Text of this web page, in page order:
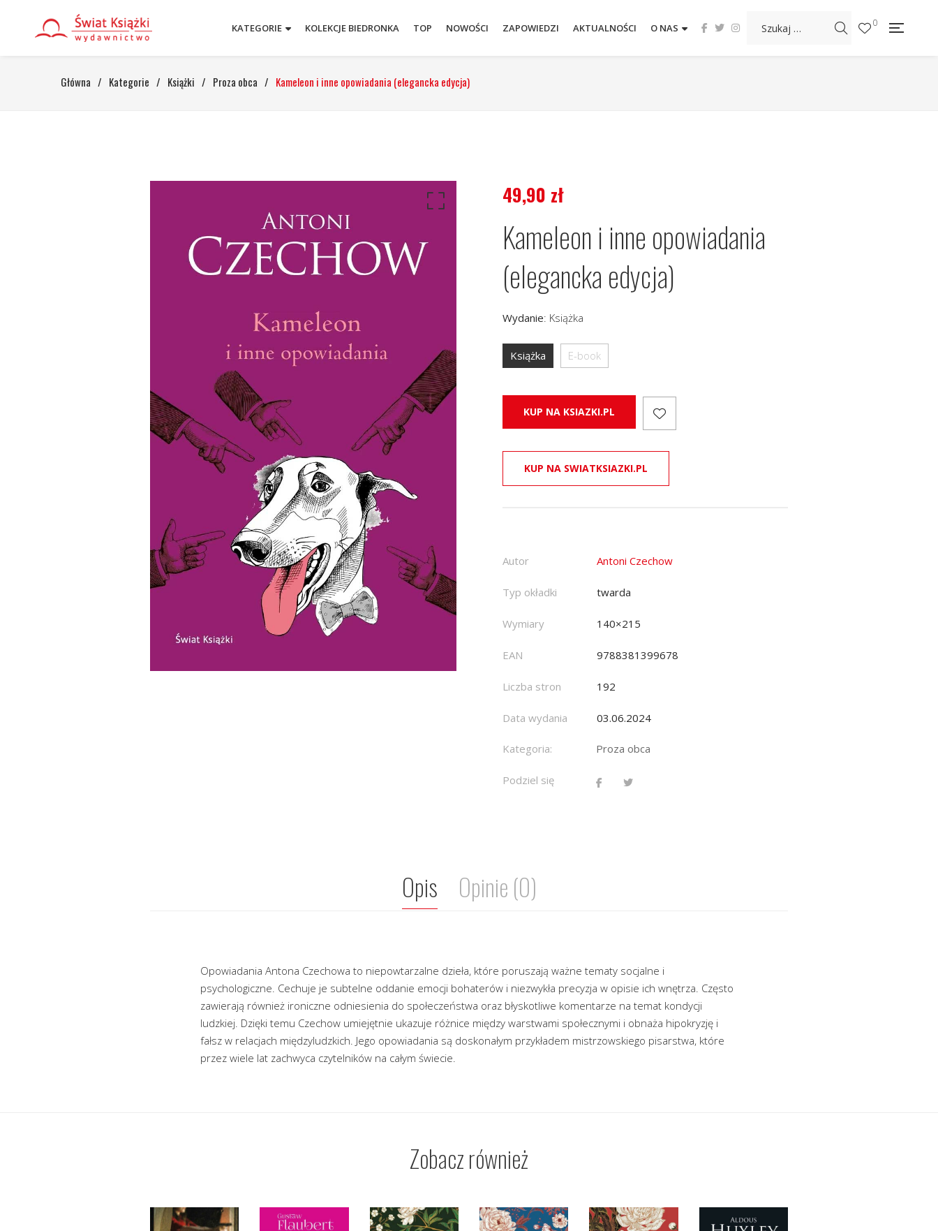
KATEGORIE KOLEKCJE BIEDRONKA TOP NOWOŚCI ZAPOWIEDZI AKTUALNOŚCI O NAS 0
Główna / Kategorie / Książki / Proza obca / Kameleon i inne opowiadania (elegancka edycja)
49,90 zł
Kameleon i inne opowiadania
(elegancka edycja)
Wydanie: Książka
Książka E-book
KUP NA KSIAZKI.PL
KUP NA SWIATKSIAZKI.PL
Autor Antoni Czechow
Typ okładki twarda
Wymiary 140×215
EAN 9788381399678
Liczba stron 192
Data wydania 03.06.2024
Kategoria: Proza obca
Podziel się
Opis Opinie (0)
Opowiadania Antona Czechowa to niepowtarzalne dzieła, które poruszają ważne tematy socjalne i
psychologiczne. Cechuje je subtelne oddanie emocji bohaterów i niezwykła precyzja w opisie ich wnętrza. Często
zawierają również ironiczne odniesienia do społeczeństwa oraz błyskotliwe komentarze na temat kondycji
ludzkiej. Dzięki temu Czechow umiejętnie ukazuje różnice między warstwami społecznymi i obnaża hipokryzję i
fałsz w relacjach międzyludzkich. Jego opowiadania są doskonałym przykładem mistrzowskiego pisarstwa, które
przez wiele lat zachwyca czytelników na całym świecie.
Zobacz również